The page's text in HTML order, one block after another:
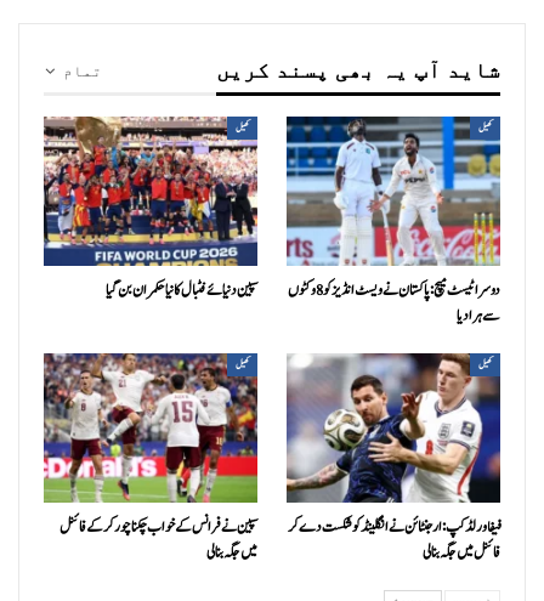
تمام شاید آپ یہ بھی پسند کریں
کھیل
دوسرا ٹیسٹ میچ: پاکستان نے ویسٹ انڈیز کو 8 وکٹوں
سے ہرا دیا
کھیل
سپین دنیائے فٹبال کا نیا حکمران بن گیا
کھیل
فیفا ورلڈکپ: ارجنٹائن نے انگلینڈ کو شکست دے کر
فائنل میں جگہ بنا لی
کھیل
سپین نے فرانس کے خواب چکنا چور کر کے فائنل
میں جگہ بنا لی